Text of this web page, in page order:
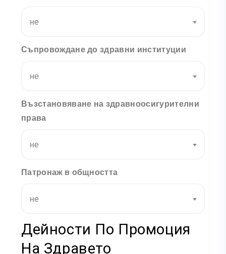
не
Съпровождане до здравни институции
не
Възстановяване на здравноосигурителни
права
не
Патронаж в общността
не
Дейности По Промоция
На Здравето